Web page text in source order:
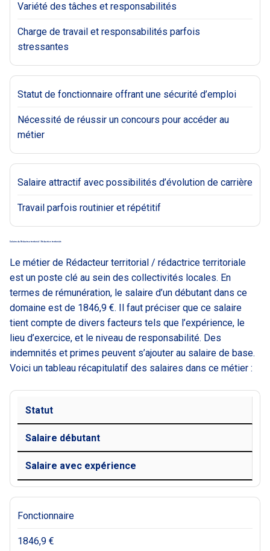
Variété des tâches et responsabilités
Charge de travail et responsabilités parfois
stressantes
Statut de fonctionnaire offrant une sécurité d’emploi
Nécessité de réussir un concours pour accéder au
métier
Salaire attractif avec possibilités d’évolution de carrière
Travail parfois routinier et répétitif
Salaires du Rédacteur territorial / Rédactrice territoriale
Le métier de Rédacteur territorial / rédactrice territoriale
est un poste clé au sein des collectivités locales. En
termes de rémunération, le salaire d’un débutant dans ce
domaine est de 1846,9 €. Il faut préciser que ce salaire
tient compte de divers facteurs tels que l’expérience, le
lieu d’exercice, et le niveau de responsabilité. Des
indemnités et primes peuvent s’ajouter au salaire de base.
Voici un tableau récapitulatif des salaires dans ce métier :
Statut
Salaire débutant
Salaire avec expérience
Fonctionnaire
1846,9 €